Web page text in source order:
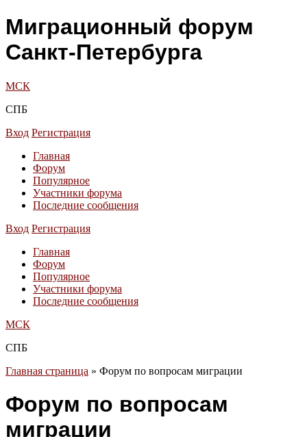
Миграционный форум
Санкт-Петербурга
МСК
СПБ
Вход Регистрация
Главная
Форум
Популярное
Участники форума
Последние сообщения
Вход Регистрация
Главная
Форум
Популярное
Участники форума
Последние сообщения
МСК
СПБ
Главная страница » Форум по вопросам миграции
Форум по вопросам
миграции